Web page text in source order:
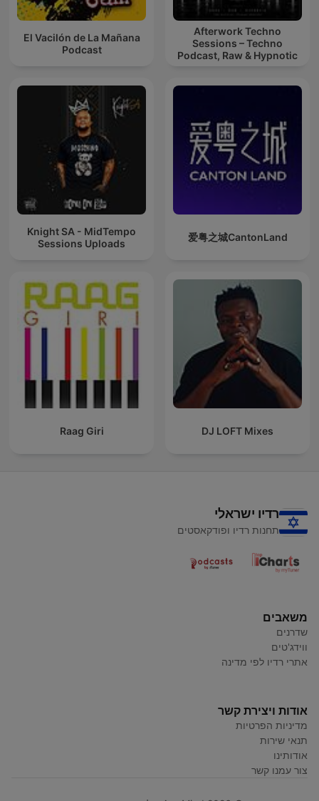
Afterwork Techno
Sessions – Techno
Podcast, Raw & Hypnotic
El Vacilón de La Mañana
Podcast
爱粤之城CantonLand
Knight SA - MidTempo
Sessions Uploads
DJ LOFT Mixes
Raag Giri
רדיו ישראלי
תחנות רדיו ופודקאסטים
משאבים
שדרנים
ווידג'טים
אתרי רדיו לפי מדינה
אודות ויצירת קשר
מדיניות הפרטיות
תנאי שירות
אודותינו
צור עמנו קשר